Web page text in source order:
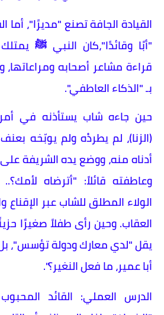
​القيادة الجافة تصنع "مديرًا"، أما
"أبًا وقائدًا"،كان النبي ﷺ
قراءة مشاعر أصحابه
بـ "الذكاء العاطفي".
​حين جاءه شاب يستأذنه في
(الزنا)، لم يطردْه ولم يوبّخه
أدناه منه، ووضع يده الشريفة
وعاطفته قائلاً: "أترضاه
الولاء المطلق للشاب عبر الإقناع
العقاب. وحين رأى طفلاً صغيرًا
يقل "لدي معارك ودولة تؤسس"،
أبا عمير، ما فعل النغير؟".
​الدرس العملي: القائد